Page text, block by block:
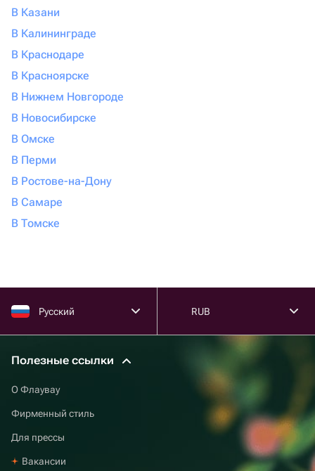
В Казани
В Калининграде
В Краснодаре
В Красноярске
В Нижнем Новгороде
В Новосибирске
В Омске
В Перми
В Ростове-на-Дону
В Самаре
В Томске
Русский RUB
Полезные ссылки
О Флаувау
Фирменный стиль
Для прессы
Вакансии